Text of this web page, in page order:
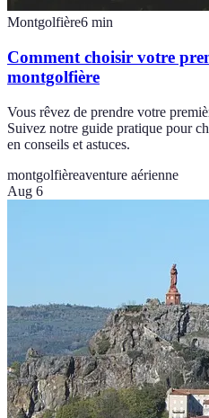
Montgolfière6 min
Comment choisir votre
montgolfière
Vous rêvez de prendre votre
Suivez notre guide pratique pour
en conseils et astuces.
montgolfièreaventure aérienne
Aug 6